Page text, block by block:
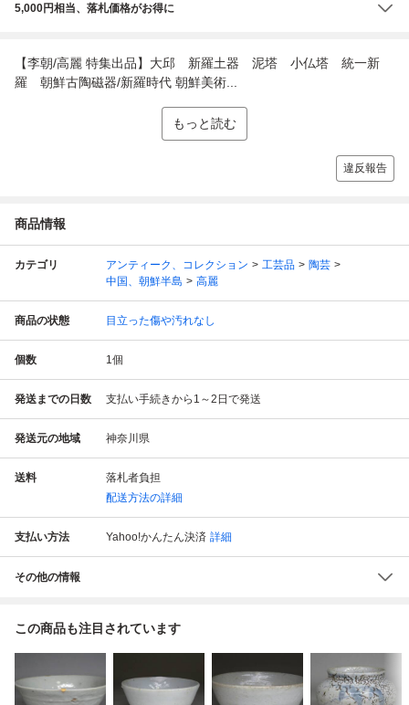
5,000円相当、落札価格がお得に
【李朝/高麗 特集出品】大邱 新羅土器 泥塔 小仏塔 統一新
羅 朝鮮古陶磁器/新羅時代 朝鮮美術...
もっと読む
違反報告
商品情報
カテゴリ アンティーク、コレクション 工芸品
陶芸
中国、朝鮮半島
高麗
商品の状態 目立った傷や汚れなし
個数 1個
発送までの日数 支払い手続きから1～2日で発送
発送元の地域 神奈川県
送料
落札者負担
配送方法の詳細
支払い方法 Yahoo!かんたん決済 詳細
その他の情報
この商品も注目されています